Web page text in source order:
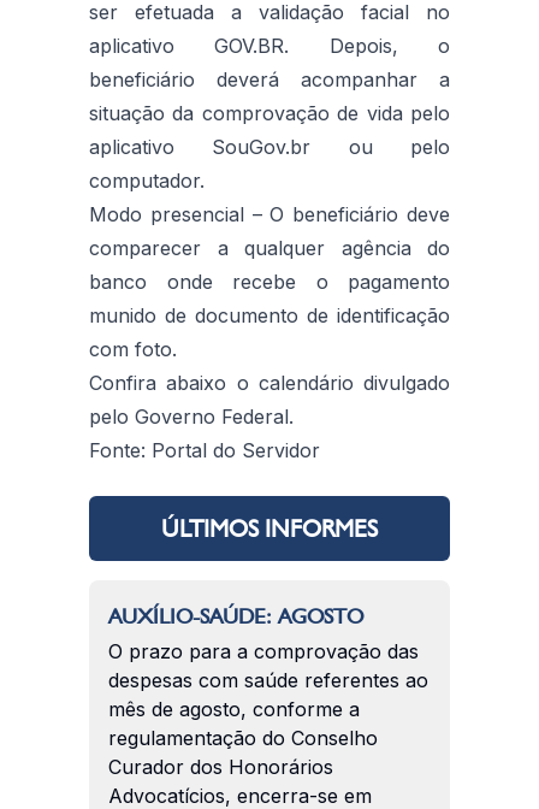
ser efetuada a validação facial no
aplicativo GOV.BR. Depois, o
beneficiário deverá acompanhar a
situação da comprovação de vida pelo
aplicativo SouGov.br ou pelo
computador.
Modo presencial – O beneficiário deve
comparecer a qualquer agência do
banco onde recebe o pagamento
munido de documento de identificação
com foto.
Confira abaixo o calendário divulgado
pelo Governo Federal.
Fonte: Portal do Servidor
ÚLTIMOS INFORMES
AUXÍLIO-SAÚDE: AGOSTO
O prazo para a comprovação das
despesas com saúde referentes ao
mês de agosto, conforme a
regulamentação do Conselho
Curador dos Honorários
Advocatícios, encerra-se em